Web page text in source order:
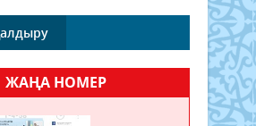
ЖАҢА НОМЕР